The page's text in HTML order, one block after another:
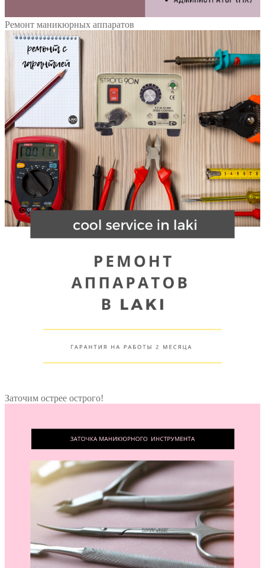
Ремонт маникюрных аппаратов
Заточим острее острого!